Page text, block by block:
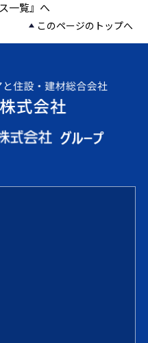
一覧』へ
このページのトップへ